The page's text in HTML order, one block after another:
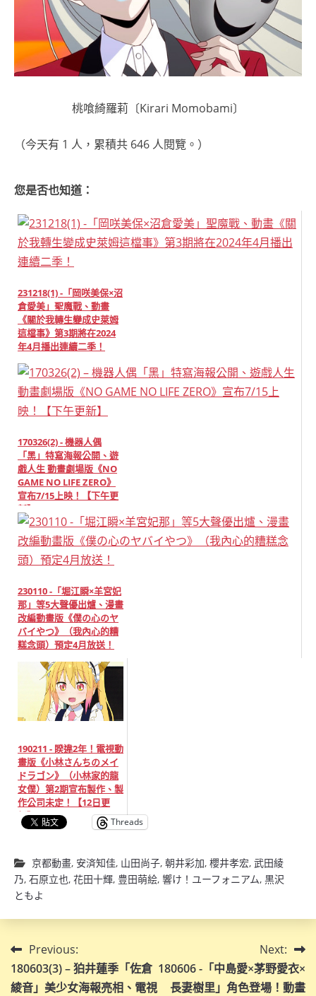
桃喰綺羅莉〔Kirari Momobami〕
（今天有 1 人，累積共 646 人閱覽。）
您是否也知道：
231218(1) -「岡咲美保×沼
倉愛美」聖魔戰、動畫
《關於我轉生變成史萊姆
這檔事》第3期將在2024
年4月播出連續二季！
170326(2) - 機器人偶
「黑」特寫海報公開、遊
戲人生 動畫劇場版《NO
GAME NO LIFE ZERO》
宣布7/15上映！【下午更
新】
230110 -「堀江瞬×羊宮妃
那」等5大聲優出爐、漫畫
改編動畫版《僕の心のヤ
バイやつ》（我內心的糟
糕念頭）預定4月放送！
190211 - 睽違2年！電視動
畫版《小林さんちのメイ
ドラゴン》（小林家的龍
女僕）第2期宣布製作、製
作公司未定！【12日更
新】
Threads
京都動畫, 安済知佳, 山田尚子, 朝井彩加, 櫻井孝宏, 武田綾
乃, 石原立也, 花田十輝, 豊田萌絵, 響け！ユーフォニアム, 黒沢
ともよ
文
章
Previous:
180603(3) – 狛井蓮季「佐倉
綾音」美少女海報亮相、電視
Next:
180606 -「中島愛×茅野愛衣×
長妻樹里」角色登場！動畫